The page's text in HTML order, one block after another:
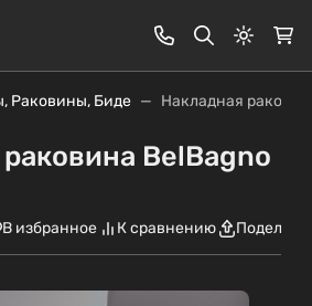
Раковины, Биде Накладная
BelBagno
В избранное К сравнению